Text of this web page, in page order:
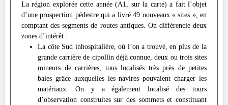
La région explorée cette année (A1, sur la carte) a fait l’objet
d’une prospection pédestre qui a livré 49 nouveaux « sites », en
comptant des segments de routes antiques. On différencie deux
zones d’intérêt :
La côte Sud inhospitalière, où l’on a trouvé, en plus de la
grande carrière de cipollin déjà connue, deux ou trois sites
mineurs de carrières, tous localisés très près de petites
baies grâce auxquelles les navires pouvaient charger les
matériaux. On y a également localisé des tours
d’observation construites sur des sommets et constituant